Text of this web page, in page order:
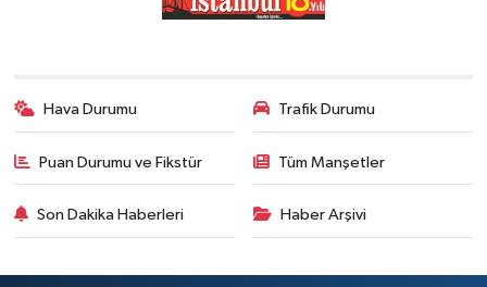
Hava Durumu Trafik Durumu
Puan Durumu ve Fikstür Tüm Manşetler
Son Dakika Haberleri Haber Arşivi